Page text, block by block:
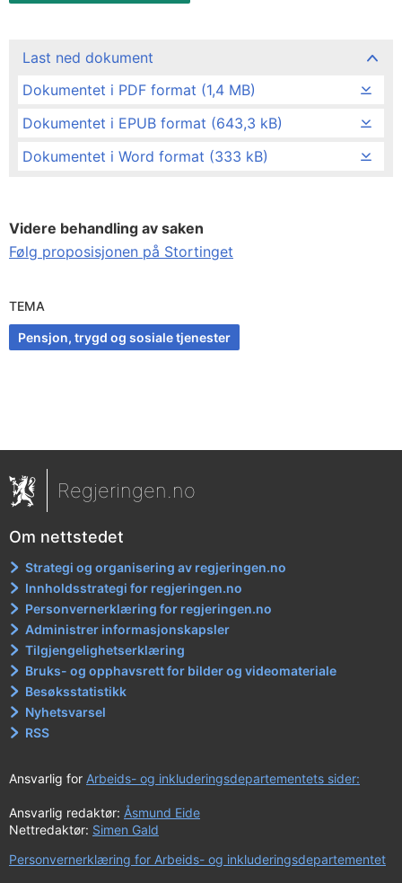
Last ned dokument
Dokumentet i PDF format (1,4 MB)
Dokumentet i EPUB format (643,3 kB)
Dokumentet i Word format (333 kB)
Videre behandling av saken
Følg proposisjonen på Stortinget
TEMA
Pensjon, trygd og sosiale tjenester
Regjeringen.no
Om nettstedet
Strategi og organisering av regjeringen.no
Innholdsstrategi for regjeringen.no
Personvernerklæring for regjeringen.no
Administrer informasjonskapsler
Tilgjengelighetserklæring
Bruks- og opphavsrett for bilder og videomateriale
Besøksstatistikk
Nyhetsvarsel
RSS
Ansvarlig for Arbeids- og inkluderingsdepartementets sider:
Ansvarlig redaktør: Åsmund Eide
Nettredaktør: Simen Gald
Personvernerklæring for Arbeids- og inkluderingsdepartementet